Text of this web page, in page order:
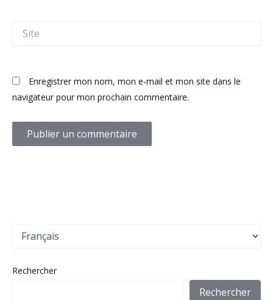
Enregistrer mon nom, mon e-mail et mon site dans le
navigateur pour mon prochain commentaire.
i
s
Rechercher
Rechercher